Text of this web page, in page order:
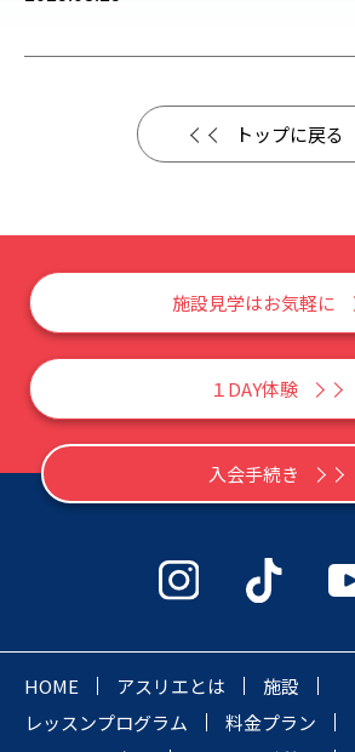
トップに戻る
施設見学はお気軽に
１DAY体験
入会手続き
HOME アスリエとは
施設
レッスンプログラム
料金プラン